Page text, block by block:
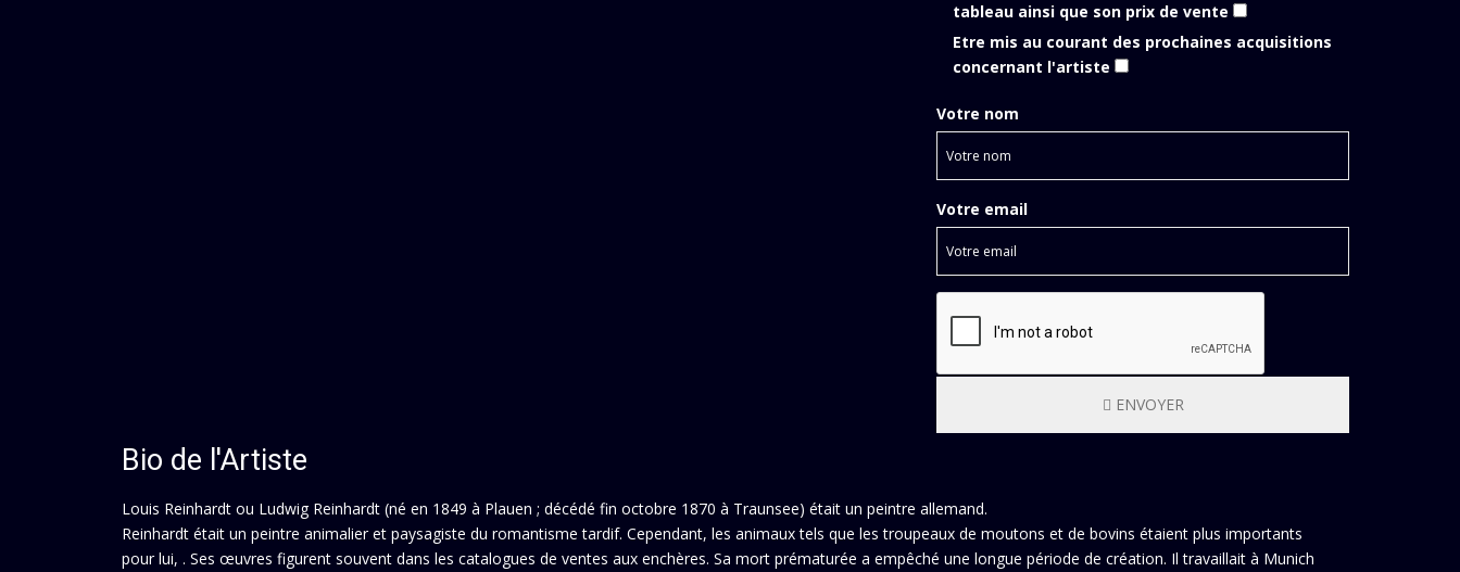
tableau ainsi que son prix de vente
Etre mis au courant des prochaines acquisitions
concernant l'artiste
Votre nom
Votre email
ENVOYER
Bio de l'Artiste
Louis Reinhardt ou Ludwig Reinhardt (né en 1849 à Plauen ; décédé fin octobre 1870 à Traunsee) était un peintre allemand.
Reinhardt était un peintre animalier et paysagiste du romantisme tardif. Cependant, les animaux tels que les troupeaux de moutons et de bovins étaient plus importants
pour lui, . Ses œuvres figurent souvent dans les catalogues de ventes aux enchères. Sa mort prématurée a empêché une longue période de création. Il travaillait à Munich